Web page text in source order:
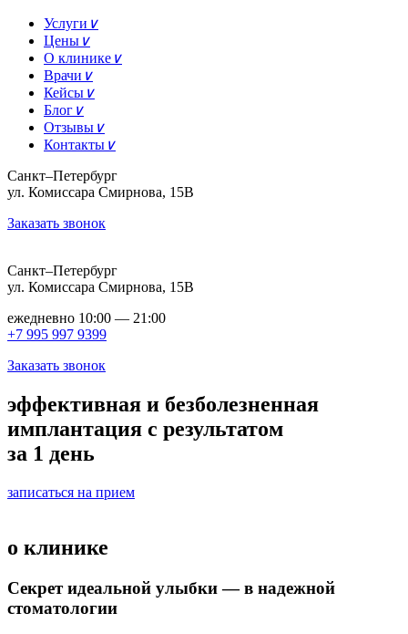
Услуги ∨
Цены ∨
О клинике ∨
Врачи ∨
Кейсы ∨
Блог ∨
Отзывы ∨
Контакты ∨
Санкт–Петербург
ул. Комиссара Смирнова, 15В
Заказать звонок
Санкт–Петербург
ул. Комиссара Смирнова, 15В
ежедневно 10:00 — 21:00
+7 995 997 9399
Заказать звонок
эффективная и безболезненная
имплантация с результатом
за 1 день
записаться на прием
о клинике
Секрет идеальной улыбки — в надежной
стоматологии